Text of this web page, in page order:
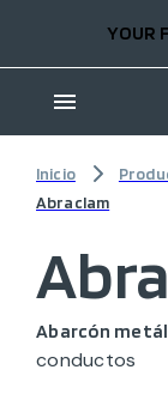
YOUR
Inicio
Abraclam
Abarcón
conductos